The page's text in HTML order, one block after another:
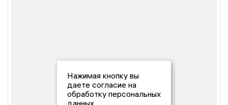
Нажимая кнопку вы
даете согласие на
обработку персональных
данных